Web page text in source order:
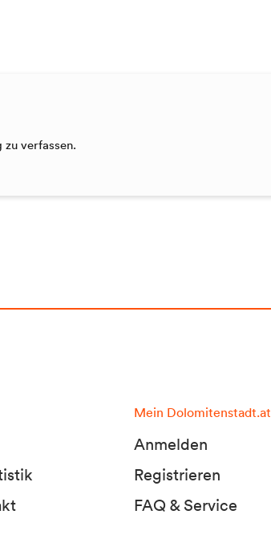
zu verfassen.
Mein Dolomitenstadt.at
Anmelden
Registrieren
FAQ & Service